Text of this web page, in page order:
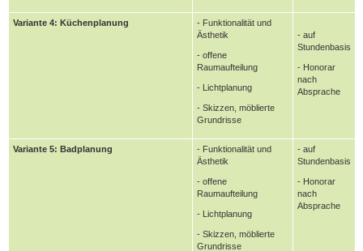
Variante 4: Küchenplanung
- Funktionalität und
Ästhetik
- offene
Raumaufteilung
- Lichtplanung
- Skizzen, möblierte
Grundrisse
- auf
Stundenbasis
- Honorar
nach
Absprache
Variante 5: Badplanung
- Funktionalität und
Ästhetik
- offene
Raumaufteilung
- Lichtplanung
- Skizzen, möblierte
Grundrisse
- auf
Stundenbasis
- Honorar
nach
Absprache